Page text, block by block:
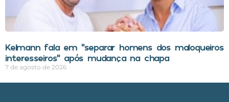
Kelmann fala em “separar homens dos maloqueiros
interesseiros” após mudança na chapa
7 de agosto de 2026